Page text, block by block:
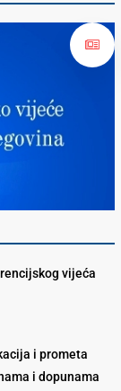
vijeća
i prometa
i dopunama